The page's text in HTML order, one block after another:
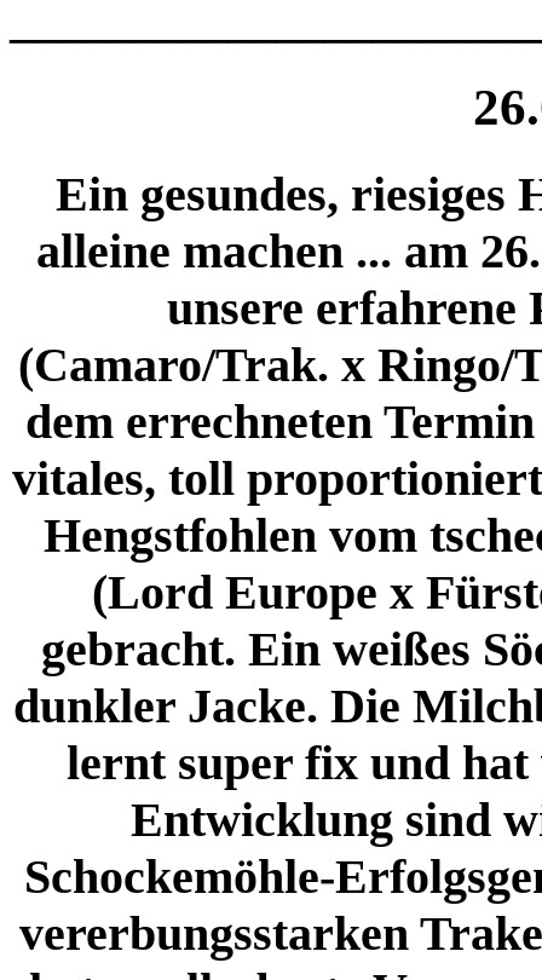
Ein gesundes, riesiges
alleine machen ... am
unsere
(Camaro/Trak. x Ringo/
dem errechneten
vitales, toll
Hengstfohlen vom
(Lord Europe x
gebracht. Ein weißes
dunkler Jacke. Die
lernt super fix und hat
Entwicklung sind
Schockemöhle-
vererbungsstarken